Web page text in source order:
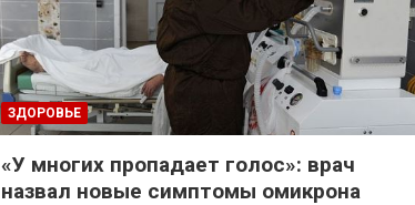
ЗДОРОВЬЕ
«У многих пропадает голос»: врач
назвал новые симптомы омикрона